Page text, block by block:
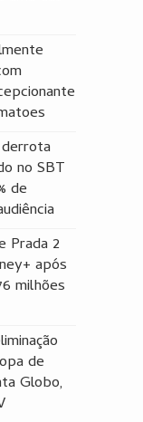
no SBT
de
Prada 2
após
milhões
de
Globo,